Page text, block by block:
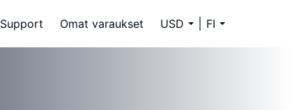
Support Omat varaukset USD FI